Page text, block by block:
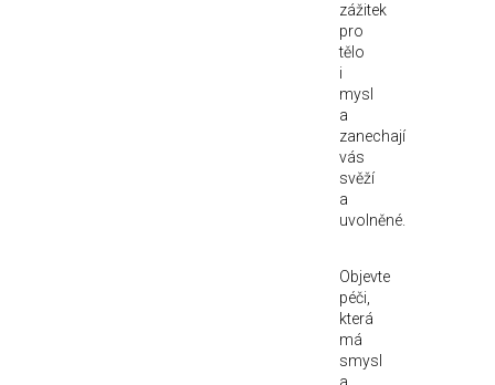
zážitek
pro
tělo
i
mysl
a
zanechají
vás
svěží
a
uvolněné.
Objevte
péči,
která
má
smysl